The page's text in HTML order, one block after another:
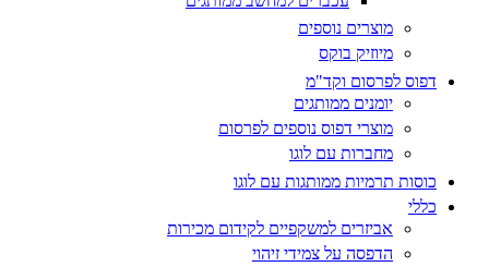
מוצרים נוספים
מיוזיק בוקס
דפוס לפרסום וקד"מ
יומנים ממותגים
מוצרי דפוס נוספים לפרסום
מחברות עם לוגו
כוסות תרמיות ממותגות עם לוגו
כללי
אביזרים למשקפיים לקידום מכירות
הדפסה על צמידי זיהוי